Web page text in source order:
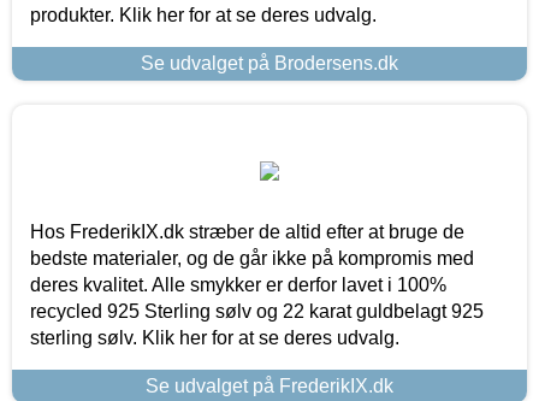
produkter. Klik her for at se deres udvalg.
Se udvalget på Brodersens.dk
Hos FrederikIX.dk stræber de altid efter at bruge de
bedste materialer, og de går ikke på kompromis med
deres kvalitet. Alle smykker er derfor lavet i 100%
recycled 925 Sterling sølv og 22 karat guldbelagt 925
sterling sølv. Klik her for at se deres udvalg.
Se udvalget på FrederikIX.dk